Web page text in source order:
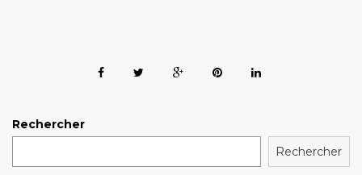
Rechercher
Rechercher